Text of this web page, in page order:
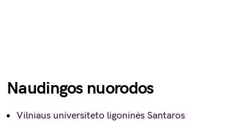
Naudingos nuorodos
Vilniaus universiteto ligoninės Santaros